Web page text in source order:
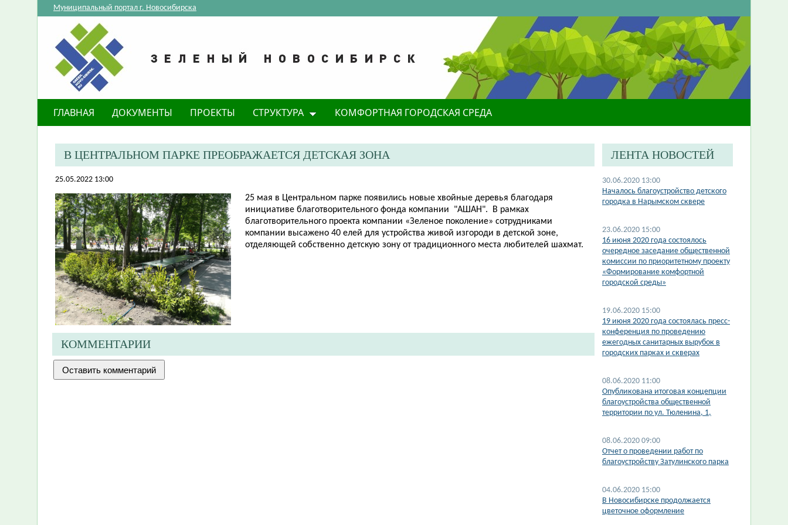
Муниципальный портал г. Новосибирска
ГЛАВНАЯ ДОКУМЕНТЫ ПРОЕКТЫ СТРУКТУРА КОМФОРТНАЯ ГОРОДСКАЯ СРЕДА
В ЦЕНТРАЛЬНОМ ПАРКЕ ПРЕОБРАЖАЕТСЯ ДЕТСКАЯ ЗОНА
25.05.2022 13:00
25 мая в Центральном парке появились новые хвойные деревья благодаря
инициативе благотворительного фонда компании "АШАН". В рамках
благотворительного проекта компании «Зеленое поколение» сотрудниками
компании высажено 40 елей для устройства живой изгороди в детской зоне,
отделяющей собственно детскую зону от традиционного места любителей шахмат.
КОММЕНТАРИИ
ЛЕНТА НОВОСТЕЙ
30.06.2020 13:00
Началось благоустройство детского
городка в Нарымском сквере
23.06.2020 15:00
​16 июня 2020 года состоялось
очередное заседание общественной
комиссии по приоритетному проекту
«Формирование комфортной
городской среды»
19.06.2020 15:00
19 июня 2020 года состоялась пресс-
конференция по проведению
ежегодных санитарных вырубок в
городских парках и скверах
08.06.2020 11:00
Опубликована итоговая концепции
благоустройства общественной
территории по ул. Тюленина, 1,
08.06.2020 09:00
Отчет о проведении работ по
благоустройству Затулинского парка
04.06.2020 15:00
В Новосибирске продолжается
цветочное оформление